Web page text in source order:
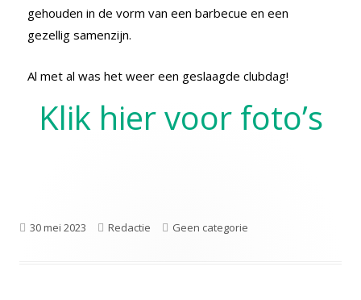
gehouden in de vorm van een barbecue en een
gezellig samenzijn.
Al met al was het weer een geslaagde clubdag!
Klik hier voor foto’s
30 mei 2023 Redactie Geen categorie